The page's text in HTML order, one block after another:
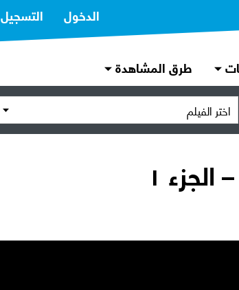
الدخول التسجيل
طرق المشاهدة
اختر الفيلم
١